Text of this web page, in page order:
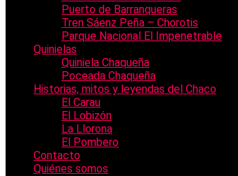
Puerto de Barranqueras
Tren Sáenz Peña – Chorotis
Parque Nacional El Impenetrable
Quinielas
Quiniela Chaqueña
Poceada Chaqueña
Historias, mitos y leyendas del Chaco
El Carau
El Lobizón
La Llorona
El Pombero
Contacto
Quiénes somos